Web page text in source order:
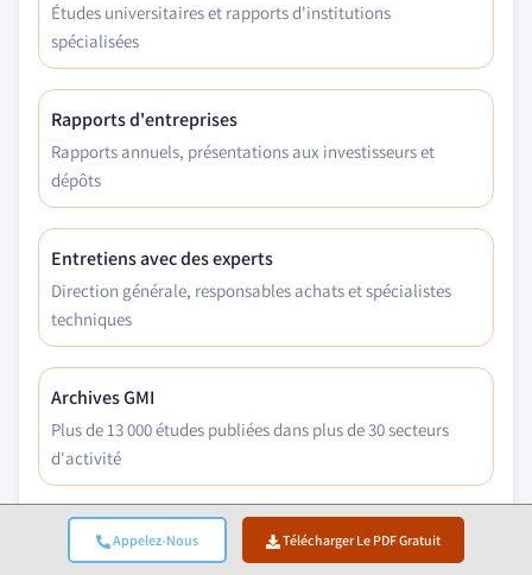
Appelez-Nous Télécharger Le PDF Gratuit
Études universitaires et rapports d'institutions
spécialisées
Rapports d'entreprises
Rapports annuels, présentations aux investisseurs et
dépôts
Entretiens avec des experts
Direction générale, responsables achats et spécialistes
techniques
Archives GMI
Plus de 13 000 études publiées dans plus de 30 secteurs
d'activité
Données commerciales
Volumes d'importation/exportation, codes SH et registres